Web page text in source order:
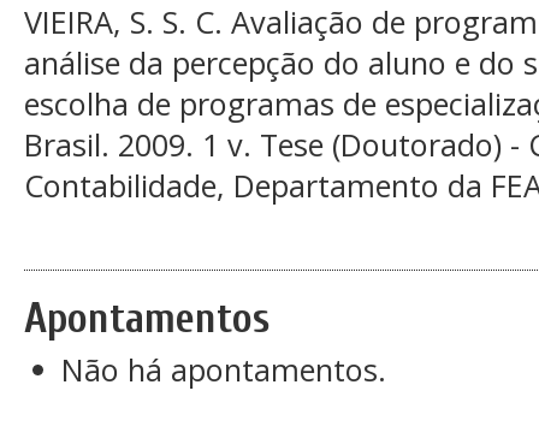
VIEIRA, S. S. C. Avaliação de
análise da percepção do aluno e do
escolha de programas de
Brasil. 2009. 1 v. Tese (Doutorado)
Contabilidade, Departamento da
Apontamentos
Não há apontamentos.